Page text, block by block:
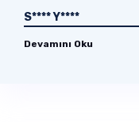
S**** Y****
Devamını Oku